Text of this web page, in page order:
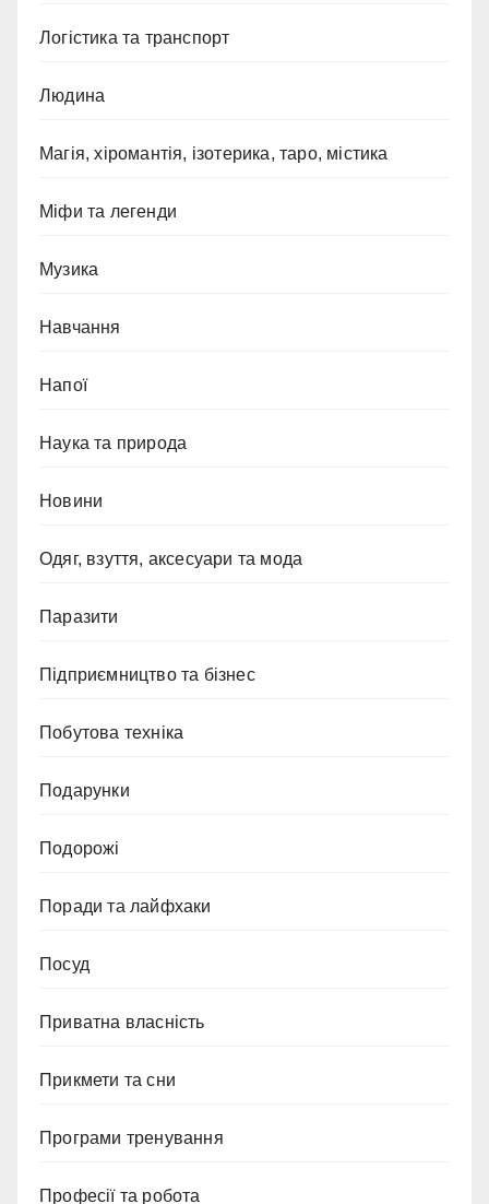
Логістика та транспорт
Людина
Магія, хіромантія, ізотерика, таро, містика
Міфи та легенди
Музика
Навчання
Напої
Наука та природа
Новини
Одяг, взуття, аксесуари та мода
Паразити
Підприємництво та бізнес
Побутова техніка
Подарунки
Подорожі
Поради та лайфхаки
Посуд
Приватна власність
Прикмети та сни
Програми тренування
Професії та робота